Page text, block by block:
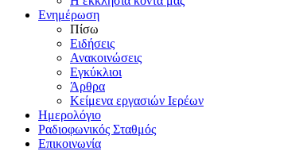
Ενημέρωση
Πίσω
Ειδήσεις
Ανακοινώσεις
Εγκύκλιοι
Άρθρα
Κείμενα εργασιών Ιερέων
Ημερολόγιο
Ραδιοφωνικός Σταθμός
Επικοινωνία